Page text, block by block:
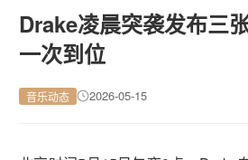
Drake凌晨突袭发布三
一次到位
音乐动态 2026-05-15